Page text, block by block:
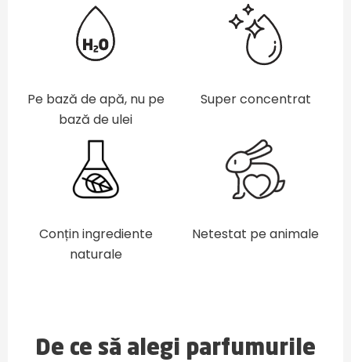
Pe bază de apă, nu pe
bază de ulei
Super concentrat
Conțin ingrediente
naturale
Netestat pe animale
De ce să alegi parfumurile